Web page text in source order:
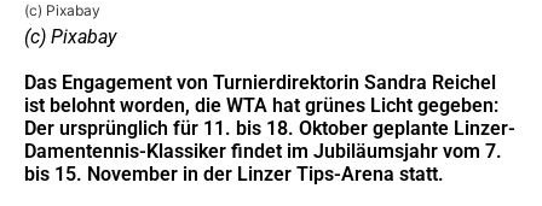
(c) Pixabay
(c) Pixabay
Das Engagement von Turnierdirektorin Sandra Reichel
ist belohnt worden, die WTA hat grünes Licht gegeben:
Der ursprünglich für 11. bis 18. Oktober geplante Linzer-
Damentennis-Klassiker findet im Jubiläumsjahr vom 7.
bis 15. November in der Linzer Tips-Arena statt.